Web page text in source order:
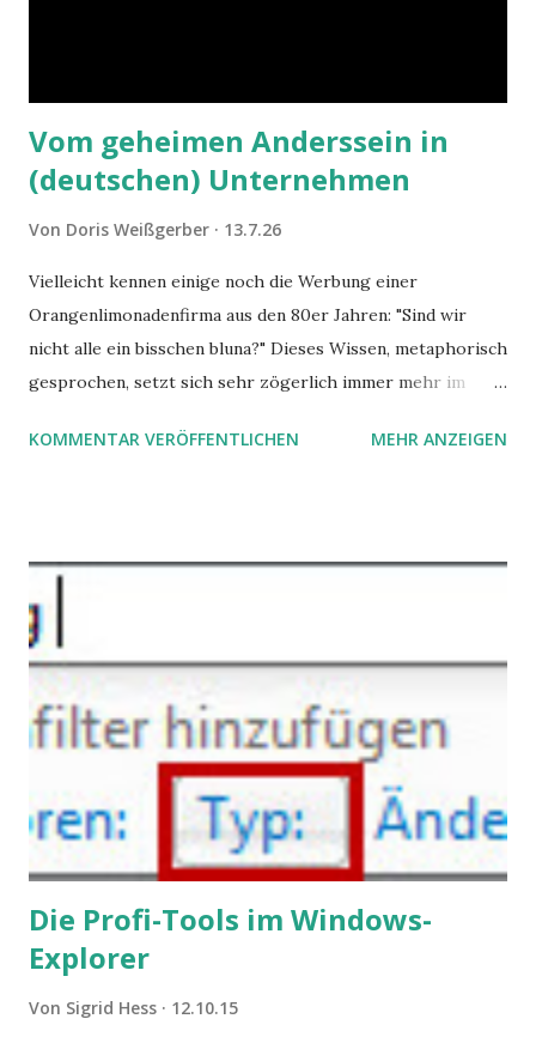
Vom geheimen Anderssein in
(deutschen) Unternehmen
Von Doris Weißgerber 13.7.26
Vielleicht kennen einige noch die Werbung einer
Orangenlimonadenfirma aus den 80er Jahren: "Sind wir
nicht alle ein bisschen bluna?" Dieses Wissen, metaphorisch
gesprochen, setzt sich sehr zögerlich immer mehr im
gleich. Im Arbeitskontext kann es zu nicht verstandenen
Angstzuständen ihrer Mitglieder. Dafür könnte es Gründe
geben, die weitgehend noch im Dunkeln zu liegen scheinen.
KOMMENTAR VERÖFFENTLICHEN MEHR ANZEIGEN
Die Profi-Tools im Windows-
Explorer
Von Sigrid Hess 12.10.15